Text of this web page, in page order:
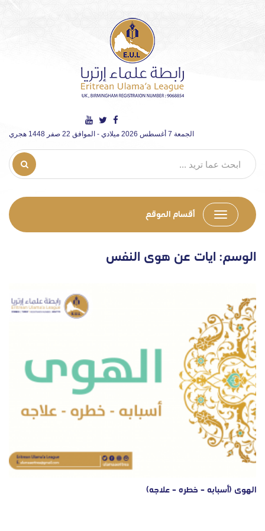
الجمعة 7 أغسطس 2026 ميلادي - الموافق 22 صفر 1448 هجري
أقسام الموقع
الوسم:ايات عن هوى النفس
الهوى (أسبابه – خطره – علاجه)